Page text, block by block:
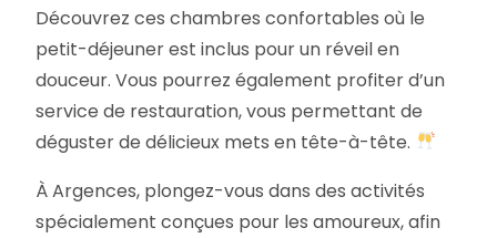
Découvrez ces chambres confortables où le
petit-déjeuner est inclus pour un réveil en
douceur. Vous pourrez également profiter d’un
service de restauration, vous permettant de
déguster de délicieux mets en tête-à-tête.
À Argences, plongez-vous dans des activités
spécialement conçues pour les amoureux, afin